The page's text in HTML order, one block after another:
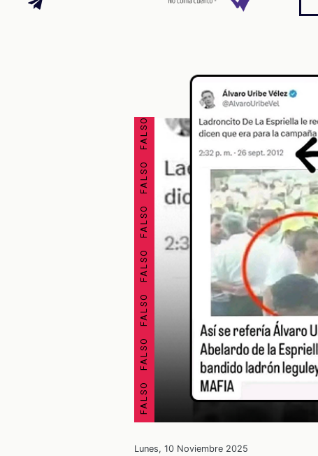
FALSO FALSO FALSO FALSO FALSO FALSO FALSO FALSO
Lunes, 10 Noviembre 2025